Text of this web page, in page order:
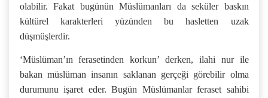
olabilir. Fakat bugünün Müslümanları da seküler baskın
kültürel karakterleri yüzünden bu hasletten uzak
düşmüşlerdir.
‘Müslüman’ın ferasetinden korkun’ derken, ilahi nur ile
bakan müslüman insanın saklanan gerçeği görebilir olma
durumunu işaret eder. Bugün Müslümanlar feraset sahibi